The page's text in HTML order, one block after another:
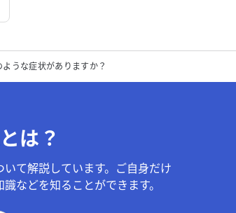
うな症状がありますか？
は？
て解説しています。ご自身だけ
などを知ることができます。